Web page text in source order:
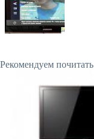
Рекомендуем почитать